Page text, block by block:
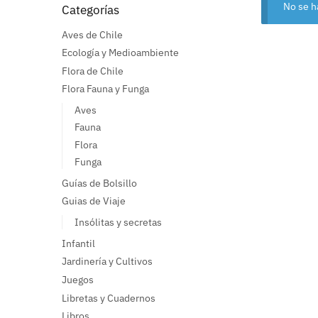
No se
Categorías
Aves de Chile
Ecología y Medioambiente
Flora de Chile
Flora Fauna y Funga
Aves
Fauna
Flora
Funga
Guías de Bolsillo
Guias de Viaje
Insólitas y secretas
Infantil
Jardinería y Cultivos
Juegos
Libretas y Cuadernos